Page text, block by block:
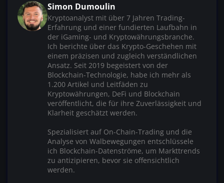
Simon Dumoulin
Kryptoanalyst mit über 7 Jahren Trading-
Erfahrung und einer fundierten Laufbahn in
der iGaming- und Kryptowährungsbranche.
Ich berichte über das Krypto-Geschehen mit
einem präzisen und zugleich verständlichen
Ansatz. Seit 2019 begeistert von der
Blockchain-Technologie, habe ich mehr als
1.200 Artikel und Leitfäden zu
Kryptowährungen, DeFi und Blockchain
veröffentlicht, die für ihre Zuverlässigkeit und
Klarheit geschätzt werden.
Spezialisiert auf On-Chain-Trading und die
Analyse von Walbewegungen entschlüssele
ich Blockchain-Datenströme, um Markttrends
zu antizipieren, bevor sie offensichtlich
werden.